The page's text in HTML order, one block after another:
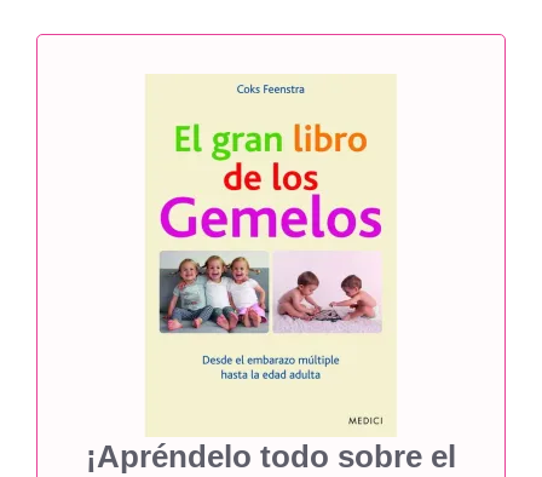
¡Apréndelo todo sobre el